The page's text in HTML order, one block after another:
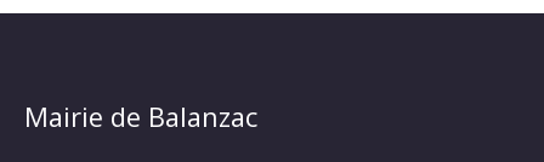
Mairie de Balanzac